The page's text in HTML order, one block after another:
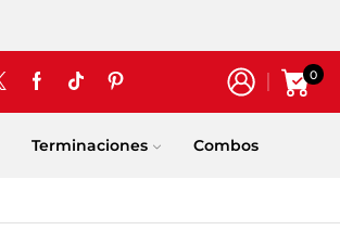
0
Terminaciones Combos